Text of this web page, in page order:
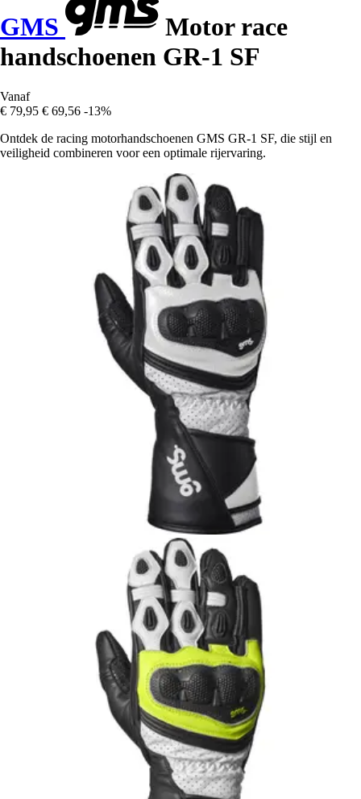
GMS
Motor race
handschoenen GR-1 SF
Vanaf
€ 79,95 € 69,56 -13%
Ontdek de racing motorhandschoenen GMS GR-1 SF, die stijl en
veiligheid combineren voor een optimale rijervaring.